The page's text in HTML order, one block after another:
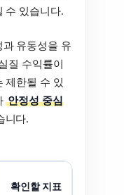
수 있습니다.
과 유동성을 유
질 수익률이
제한될 수 있
안정성 중심
니다.
확인할 지표